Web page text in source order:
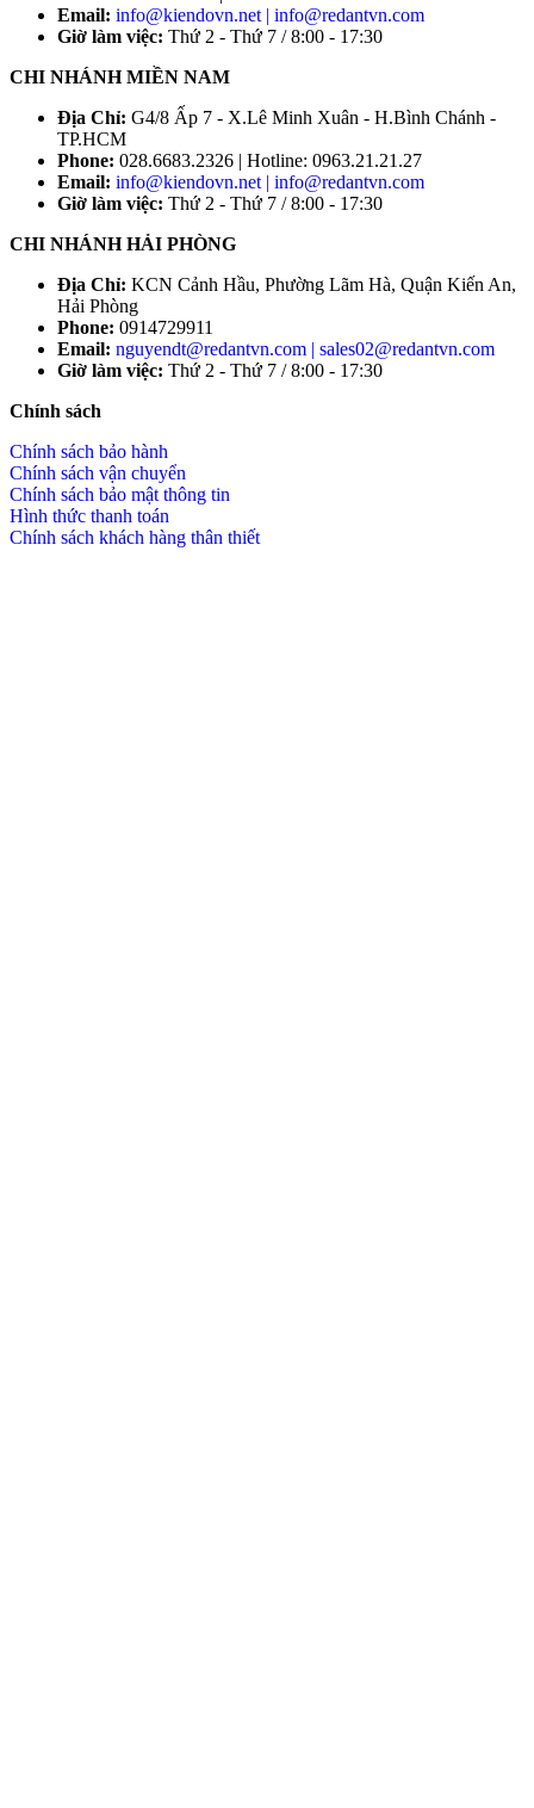
Email: info@kiendovn.net | info@redantvn.com
Giờ làm việc: Thứ 2 - Thứ 7 / 8:00 - 17:30
CHI NHÁNH MIỀN NAM
Địa Chỉ: G4/8 Ấp 7 - X.Lê Minh Xuân - H.Bình Chánh -
TP.HCM
Phone: 028.6683.2326 | Hotline: 0963.21.21.27
Email: info@kiendovn.net | info@redantvn.com
Giờ làm việc: Thứ 2 - Thứ 7 / 8:00 - 17:30
CHI NHÁNH HẢI PHÒNG
Địa Chỉ: KCN Cảnh Hầu, Phường Lãm Hà, Quận Kiến An,
Hải Phòng
Phone: 0914729911
Email: nguyendt@redantvn.com | sales02@redantvn.com
Giờ làm việc: Thứ 2 - Thứ 7 / 8:00 - 17:30
Chính sách
Chính sách bảo hành
Chính sách vận chuyển
Chính sách bảo mật thông tin
Hình thức thanh toán
Chính sách khách hàng thân thiết